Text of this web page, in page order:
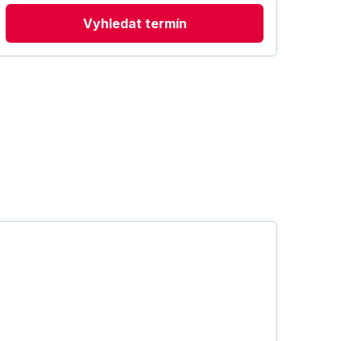
Vyhledat termín